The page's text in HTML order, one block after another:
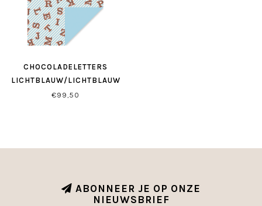
CHOCOLADELETTERS
LICHTBLAUW/LICHTBLAUW
INPAKPAPIER
€99,50
ABONNEER JE OP ONZE
NIEUWSBRIEF